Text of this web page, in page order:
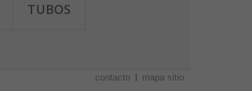
TUBOS
contacto mapa sitio